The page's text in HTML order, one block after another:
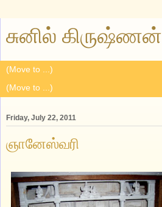
சுனில் கிருஷ்ணன்
Friday, July 22, 2011
ஞானேஸ்வரி